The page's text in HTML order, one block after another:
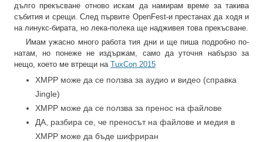
дълго прекъсване отново искам да намирам време за такива
събития и срещи. След първите OpenFest-и престанах да ходя и
на линукс-бирата, но лека-полека ще надживея това прекъсване.
Имам ужасно много работа тия дни и ще пиша подробно по-
натам, но понеже не издържам, само да уточня набързо за
нещо, което ме втрещи на TuxCon 2015
XMPP‬ може да се ползва за аудио и видео (справка
Jingle)
XMPP може да се ползва за пренос на файлове
ДА, разбира се, че преносът на файлове и медия в
XMPP може да бъде шифриран